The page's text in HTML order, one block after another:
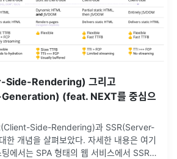
Side-Rendering) 그리고
(feat. NEXT를 중심으
Side-Rendering)과 SSR(Server-
개념을 살펴보았다. 자세한 내용은 여기
에서는 SPA 형태의 웹 서비스에서 SSR